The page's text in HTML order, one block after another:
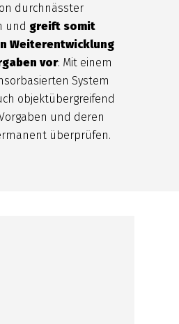
durchnässter
und greift somit
Weiterentwicklung
vor: Mit einem
System
objektübergreifend
und deren
überprüfen.